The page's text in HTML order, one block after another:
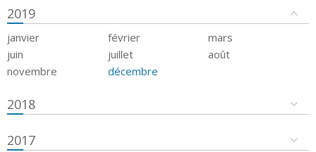
2019
janvier février
mars
juin
juillet
août
novembre
décembre
2018
2017